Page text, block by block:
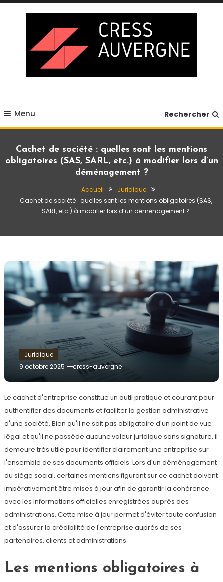
Skip
Menu Rechercher
Cachet de société : quelles sont les mentions
obligatoires (SAS, SARL, etc.) à modifier lors d’un
déménagement ?
Accueil
Juridique
Cachet de société : quelles sont les mentions obligatoires (SAS,
SARL, etc.) à modifier lors d’un déménagement ?
Juridique
9 octobre 2025
cress-auvergne
Le cachet d'entreprise constitue un outil pratique et courant pour
authentifier des documents et faciliter la gestion administrative
d'une société. Bien qu'il ne soit pas obligatoire d'un point de vue
légal et qu'il ne possède aucune valeur juridique sans signature, il
demeure très utile pour identifier clairement une entreprise sur
l'ensemble de ses documents officiels. Lors d'un déménagement
du siège social, certaines mentions figurant sur ce cachet doivent
impérativement être mises à jour afin de garantir la cohérence
avec les informations officielles enregistrées auprès des
administrations. Cette mise à jour permet d'éviter toute confusion
et d'assurer la crédibilité de l'entreprise auprès de ses
partenaires, clients et administrations.
Les mentions obligatoires à